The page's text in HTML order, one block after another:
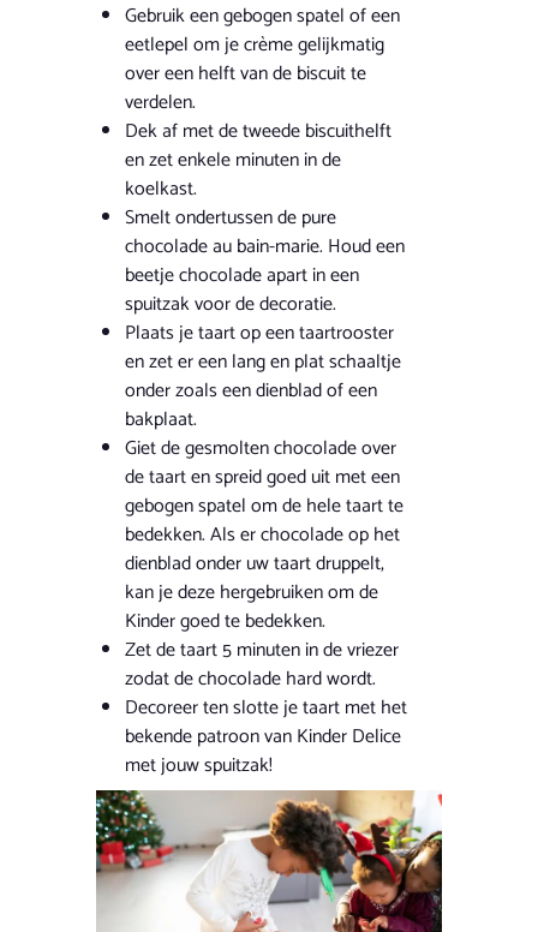
Gebruik een gebogen spatel of een
eetlepel om je crème gelijkmatig
over een helft van de biscuit te
verdelen.
Dek af met de tweede biscuithelft
en zet enkele minuten in de
koelkast.
Smelt ondertussen de pure
chocolade au bain-marie. Houd een
beetje chocolade apart in een
spuitzak voor de decoratie.
Plaats je taart op een taartrooster
en zet er een lang en plat schaaltje
onder zoals een dienblad of een
bakplaat.
Giet de gesmolten chocolade over
de taart en spreid goed uit met een
gebogen spatel om de hele taart te
bedekken. Als er chocolade op het
dienblad onder uw taart druppelt,
kan je deze hergebruiken om de
Kinder goed te bedekken.
Zet de taart 5 minuten in de vriezer
zodat de chocolade hard wordt.
Decoreer ten slotte je taart met het
bekende patroon van Kinder Delice
met jouw spuitzak!